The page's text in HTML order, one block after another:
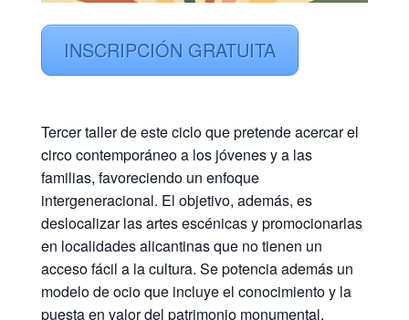
INSCRIPCIÓN GRATUITA
Tercer taller de este ciclo que pretende acercar el
circo contemporáneo a los jóvenes y a las
familias, favoreciendo un enfoque
intergeneracional. El objetivo, además, es
deslocalizar las artes escénicas y promocionarlas
en localidades alicantinas que no tienen un
acceso fácil a la cultura. Se potencia además un
modelo de ocio que incluye el conocimiento y la
puesta en valor del patrimonio monumental,